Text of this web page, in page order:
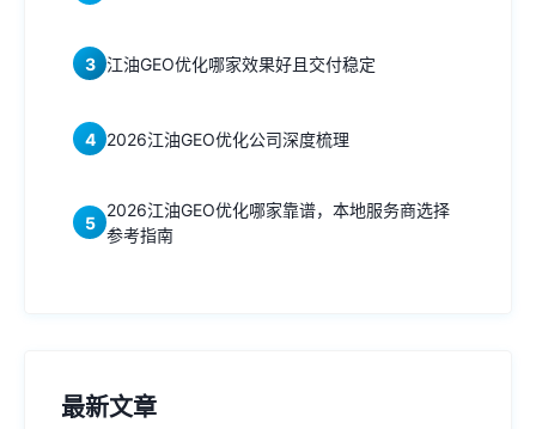
3 江油GEO优化哪家效果好且交付稳定
4 2026江油GEO优化公司深度梳理
5
2026江油GEO优化哪家靠谱，本地服务商选择
参考指南
最新文章